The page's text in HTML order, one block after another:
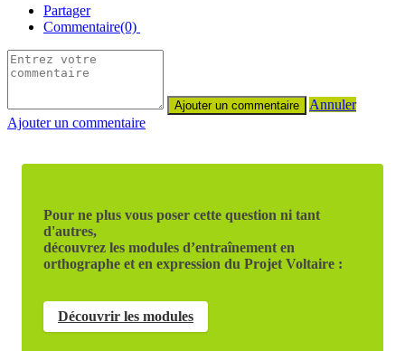
Partager
Commentaire(0)
Annuler
Ajouter un commentaire
Pour ne plus vous poser cette question ni tant
d'autres,
découvrez les modules d’entraînement en
orthographe et en expression du Projet Voltaire :
Découvrir les modules